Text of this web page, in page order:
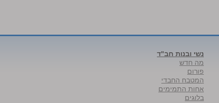
נשי ובנות חב"ד
מה חדש
פורום
המטבח החבדי
אחות התמימים
בלוגים